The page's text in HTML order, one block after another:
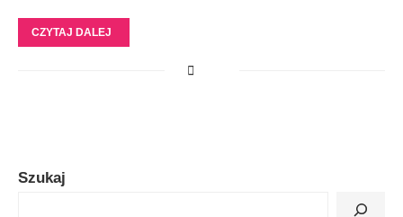
CZYTAJ DALEJ
Szukaj